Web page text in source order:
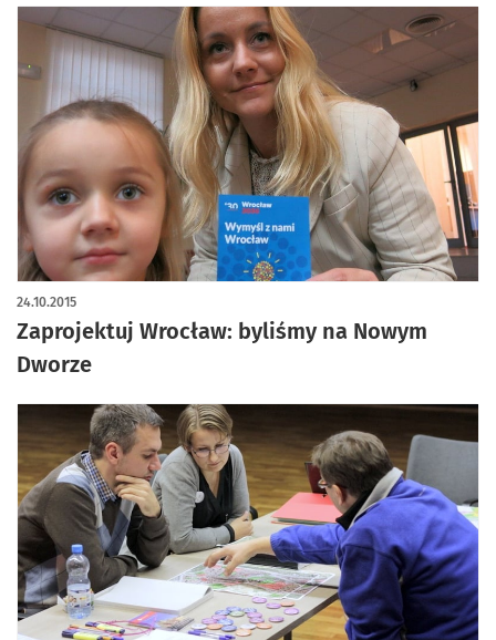
Zaprojektuj Wrocław: byliśmy na Nowym
Dworze
24.10.2015